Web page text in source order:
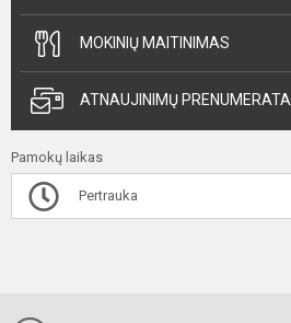
MOKINIŲ MAITINIMAS
ATNAUJINIMŲ PRENUMERATA
Pamokų laikas
Pertrauka